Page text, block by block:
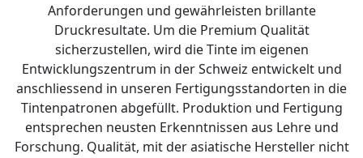
Anforderungen und gewährleisten brillante
Druckresultate. Um die Premium Qualität
sicherzustellen, wird die Tinte im eigenen
Entwicklungszentrum in der Schweiz entwickelt und
anschliessend in unseren Fertigungsstandorten in die
Tintenpatronen abgefüllt. Produktion und Fertigung
entsprechen neusten Erkenntnissen aus Lehre und
Forschung. Qualität, mit der asiatische Hersteller nicht